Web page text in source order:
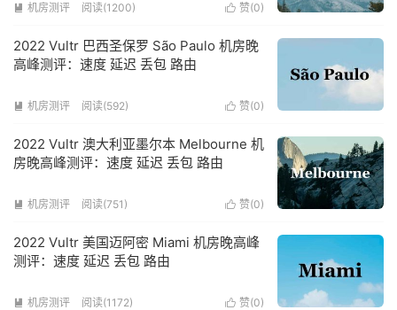
 机房测评 阅读(1200)  赞(0)
2022 Vultr 巴西圣保罗 São Paulo 机房晚
高峰测评：速度 延迟 丢包 路由
 机房测评 阅读(592)  赞(0)
2022 Vultr 澳大利亚墨尔本 Melbourne 机
房晚高峰测评：速度 延迟 丢包 路由
 机房测评 阅读(751)  赞(0)
2022 Vultr 美国迈阿密 Miami 机房晚高峰
测评：速度 延迟 丢包 路由
 机房测评 阅读(1172)  赞(0)